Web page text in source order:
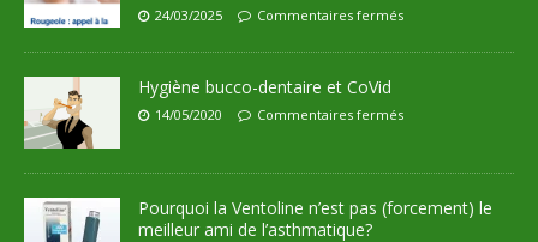
24/03/2025 Commentaires fermés
Hygiène bucco-dentaire et CoVid
14/05/2020 Commentaires fermés
Pourquoi la Ventoline n’est pas (forcement) le
meilleur ami de l’asthmatique?